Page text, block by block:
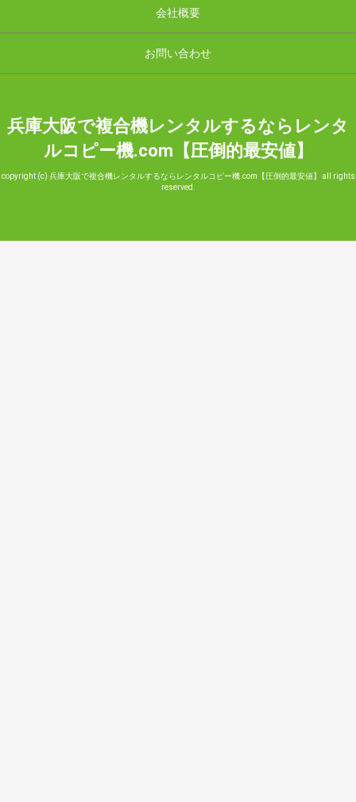
会社概要
お問い合わせ
兵庫大阪で複合機レンタルするならレンタ
ルコピー機.com【圧倒的最安値】
copyright (c) 兵庫大阪で複合機レンタルするならレンタルコピー機.com【圧倒的最安値】 all rights
reserved.